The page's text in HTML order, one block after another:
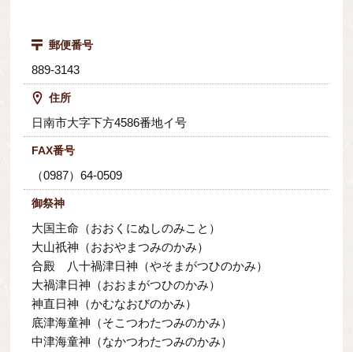
郵便番号
889-3143
住所
日南市大字下方4586番地イ号
FAX番号
（0987）64-0509
御祭神
大国主命（おおくにぬしのみこと）
大山祇神（おおやまつみのかみ）
合殿 八十禍津日神（やそまがつひのかみ）
大禍津日神（おおまがつひのかみ）
神直日神（かむなおびのかみ）
底津海童神（そこつわたつみのかみ）
中津海童神（なかつわたつみのかみ）